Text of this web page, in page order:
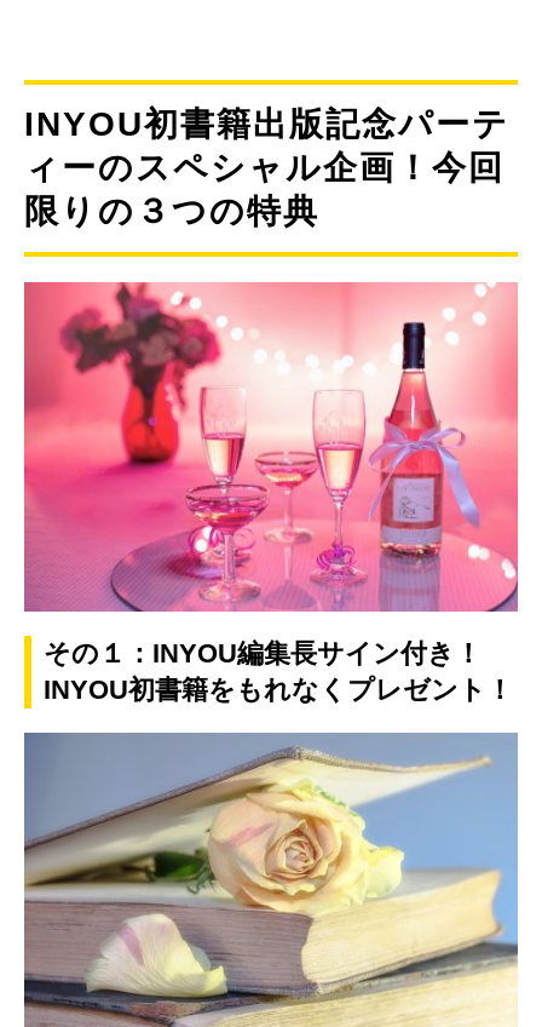
INYOU初書籍出版記念パーテ
ィーのスペシャル企画！今回
限りの３つの特典
その１：INYOU編集長サイン付き！
INYOU初書籍をもれなくプレゼント！